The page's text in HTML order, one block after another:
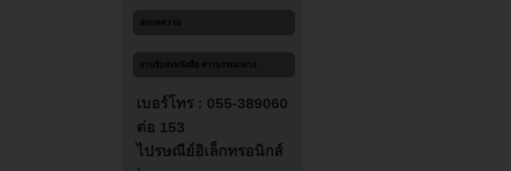
ส่งบทความ
งานรับส่งหนังสือ สารบรรณกลาง
เบอร์โทร : 055-389060
ต่อ 153
ไปรษณีย์อิเล็กทรอนิกส์